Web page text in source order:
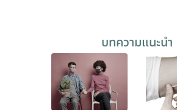
บทความแนะนำ